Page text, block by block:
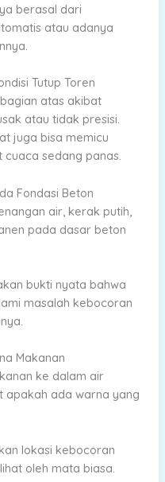
berasal dari
atau adanya
Tutup Toren
atas akibat
atau tidak presisi.
juga bisa memicu
sedang panas.
Fondasi Beton
air, kerak putih,
pada dasar beton
bukti nyata bahwa
masalah kebocoran
Makanan
ke dalam air
apakah ada warna yang
lokasi kebocoran
oleh mata biasa.